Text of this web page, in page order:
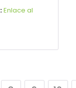
Enlace al